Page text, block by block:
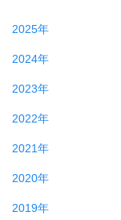
2025年
2024年
2023年
2022年
2021年
2020年
2019年